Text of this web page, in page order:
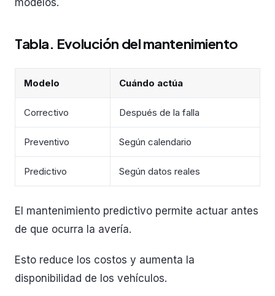
Tabla. Evolución del mantenimiento
Modelo Cuándo actúa
Correctivo Después de la falla
Preventivo Según calendario
Predictivo Según datos reales
El mantenimiento predictivo permite actuar antes
de que ocurra la avería.
Esto reduce los costos y aumenta la
disponibilidad de los vehículos.